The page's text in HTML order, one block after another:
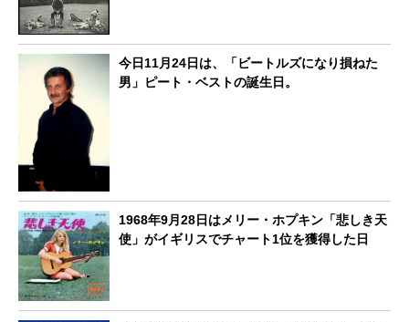
今日11月24日は、「ビートルズになり損ねた
男」ピート・ベストの誕生日。
1968年9月28日はメリー・ホプキン「悲しき天
使」がイギリスでチャート1位を獲得した日